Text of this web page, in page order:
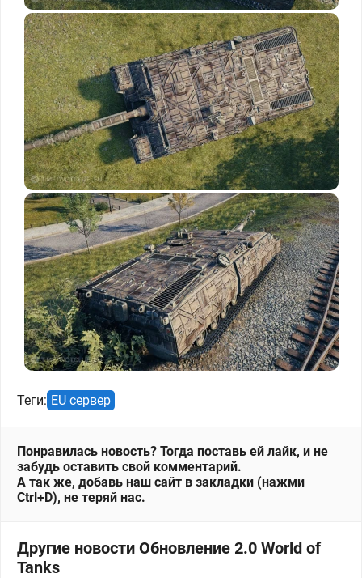
Теги: EU сервер
Понравилась новость? Тогда поставь ей лайк, и не
забудь оставить свой комментарий.
А так же, добавь наш сайт в закладки (нажми
Ctrl+D), не теряй нас.
Другие новости Обновление 2.0 World of
Tanks